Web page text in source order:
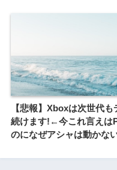
【悲報】Xboxは次世代も
続けます!←今これ言えは
のになぜアシャは動かな